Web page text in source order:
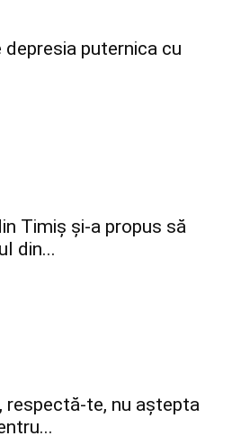
puternica cu
Timiș și-a propus să
din...
respectă-te, nu aștepta